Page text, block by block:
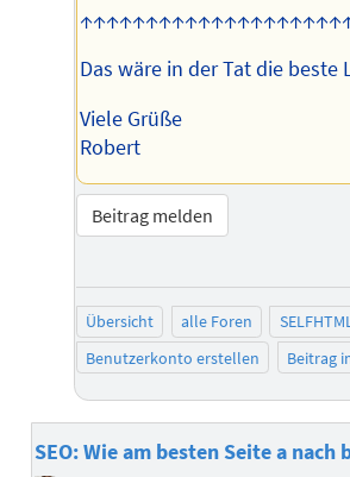
Das wäre in der Tat die beste
Viele Grüße
Robert
Beitrag melden
Übersicht alle Foren
Benutzerkonto erstellen
Beitrag
SEO: Wie am besten Seite a nach